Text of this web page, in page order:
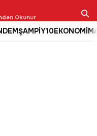
Okunur
ŞAMPİY10EKONOMİ
Ara